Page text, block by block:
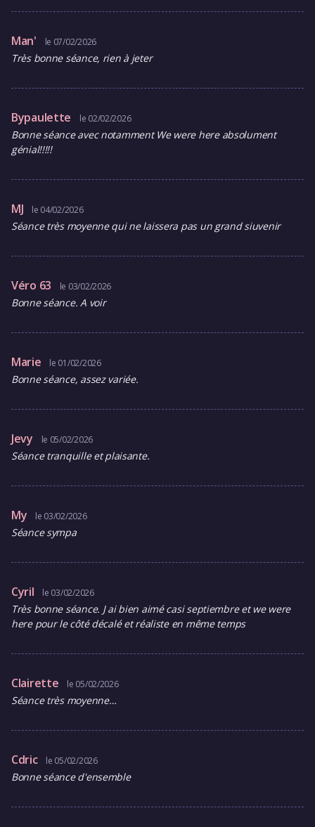
Man' le 07/02/2026
Très bonne séance, rien à jeter
Bypaulette le 02/02/2026
Bonne séance avec notamment We were here absolument
génial!!!!!
MJ le 04/02/2026
Séance très moyenne qui ne laissera pas un grand siuvenir
Véro 63 le 03/02/2026
Bonne séance. A voir
Marie le 01/02/2026
Bonne séance, assez variée.
Jevy le 05/02/2026
Séance tranquille et plaisante.
My le 03/02/2026
Séance sympa
Cyril le 03/02/2026
Très bonne séance. J ai bien aimé casi septiembre et we were
here pour le côté décalé et réaliste en même temps
Clairette le 05/02/2026
Séance très moyenne…
Cdric le 05/02/2026
Bonne séance d'ensemble